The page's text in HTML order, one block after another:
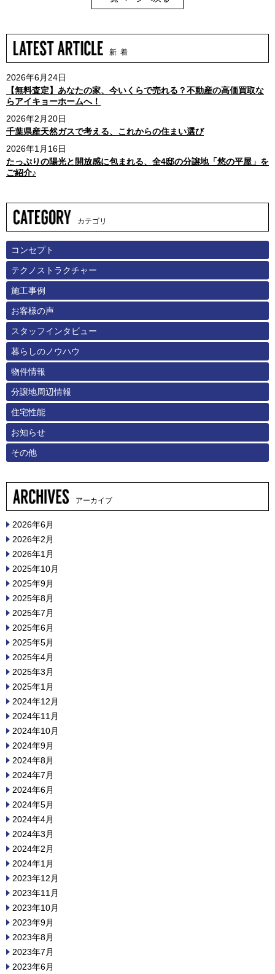
新 着
2026年6月24日
【無料査定】あなたの家、今いくらで売れる？不動産の高価買取な
らアイキョーホームへ！
2026年2月20日
千葉県産天然ガスで考える、これからの住まい選び
2026年1月16日
たっぷりの陽光と開放感に包まれる、全4邸の分譲地「悠の平屋」を
ご紹介♪
カテゴリ
コンセプト
テクノストラクチャー
施工事例
お客様の声
スタッフインタビュー
暮らしのノウハウ
物件情報
分譲地周辺情報
住宅性能
お知らせ
その他
アーカイブ
2026年6月
2026年2月
2026年1月
2025年10月
2025年9月
2025年8月
2025年7月
2025年6月
2025年5月
2025年4月
2025年3月
2025年1月
2024年12月
2024年11月
2024年10月
2024年9月
2024年8月
2024年7月
2024年6月
2024年5月
2024年4月
2024年3月
2024年2月
2024年1月
2023年12月
2023年11月
2023年10月
2023年9月
2023年8月
2023年7月
2023年6月